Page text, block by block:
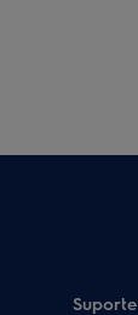
Suporte